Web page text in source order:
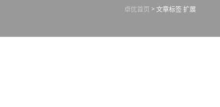
卓优首页 >文章标签 扩展